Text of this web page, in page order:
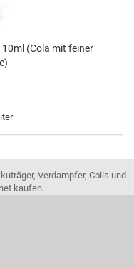
(Cola mit feiner
Verdampfer, Coils und
kaufen.